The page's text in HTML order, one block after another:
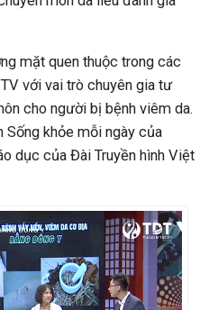
mặt quen thuộc trong các
với vai trò chuyên gia tư
cho người bị bệnh viêm da.
Sống khỏe mỗi ngày của
dục của Đài Truyền hình Việt